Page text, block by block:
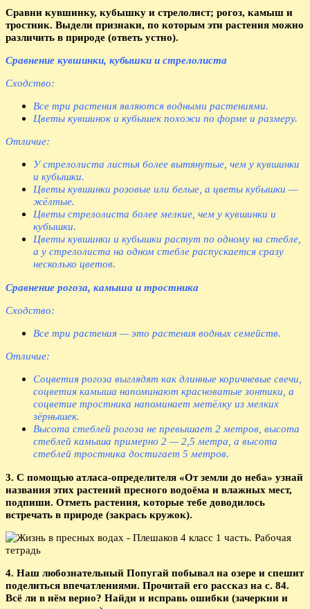
Сравни кувшинку, кубышку и стрелолист; рогоз, камыш и
тростник. Выдели признаки, по которым эти растения можно
различить в природе (ответь устно).
Сравнение кувшинки, кубышки и стрелолиста
Сходство:
Все три растения являются водными растениями.
Цветы кувшинок и кубышек похожи по форме и размеру.
Отличие:
У стрелолиста листья более вытянутые, чем у кувшинки
и кубышки.
Цветы кувшинки розовые или белые, а цветы кубышки —
жёлтые.
Цветы стрелолиста более мелкие, чем у кувшинки и
кубышки.
Цветы кувшинки и кубышки растут по одному на стебле,
а у стрелолиста на одном стебле распускается сразу
несколько цветов.
Сравнение рогоза, камыша и тростника
Сходство:
Все три растения — это растения водных семейств.
Отличие:
Соцветия рогоза выглядят как длинные коричневые свечи,
соцветия камыша напоминают красноватые зонтики, а
соцветие тростника напоминает метёлку из мелких
зёрнышек.
Высота стеблей рогоза не превышает 2 метров, высота
стеблей камыша примерно 2 — 2,5 метра, а высота
стеблей тростника достигает 5 метров.
3. С помощью атласа-определителя «От земли до неба» узнай
названия этих растений пресного водоёма и влажных мест,
подпиши. Отметь растения, которые тебе доводилось
встречать в природе (закрась кружок).
4. Наш любознательный Попугай побывал на озере и спешит
поделиться впечатлениями. Прочитай его рассказ на с. 84.
Всё ли в нём верно? Найди и исправь ошибки (зачеркни и